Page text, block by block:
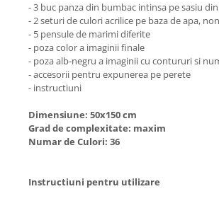
- 3 buc panza din bumbac intinsa pe sasiu
- 2 seturi de culori acrilice pe baza de apa,
- 5 pensule de marimi diferite
- poza color a imaginii finale
- poza alb-negru a imaginii cu contururi si
- accesorii pentru expunerea pe perete
- instructiuni
Dimensiune: 50x150 cm
Grad de complexitate: maxim
Numar de Culori: 36
Instructiuni pentru utilizare